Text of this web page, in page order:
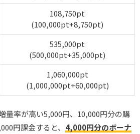
108,750pt
(100,000pt+8,750pt)
535,000pt
(500,000pt+35,000pt)
1,060,000pt
(1,000,000pt+60,000pt)
量率が高い5,000円、10,000円分の購
円課金すると、 4,000円分のボーナ